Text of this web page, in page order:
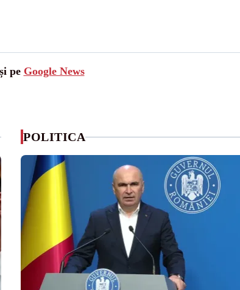
pe Google News
POLITICA